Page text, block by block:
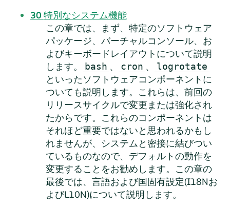
30特別なシステム機能
この章では、まず、特定のソフトウェア
パッケージ、バーチャルコンソール、お
よびキーボードレイアウトについて説明
します。
bash 、 cron 、 logrotate
といったソフトウェアコンポーネントに
ついても説明します。これらは、前回の
リリースサイクルで変更または強化され
たからです。これらのコンポーネントは
それほど重要ではないと思われるかもし
れませんが、システムと密接に結びつい
ているものなので、デフォルトの動作を
変更することをお勧めします。この章の
最後では、言語および国固有設定(I18Nお
よびL10N)について説明します。